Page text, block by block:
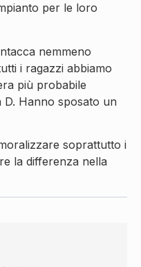
per le loro
nemmeno
i ragazzi abbiamo
più probabile
D. Hanno sposato un
soprattutto i
la differenza nella